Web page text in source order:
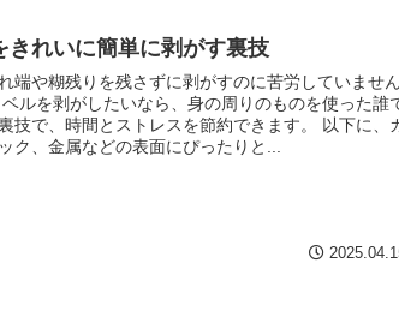
きれいに簡単に剥がす裏技
端や糊残りを残さずに剥がすのに苦労していません
ルを剥がしたいなら、身の周りのものを使った誰
技で、時間とストレスを節約できます。 以下に、
ク、金属などの表面にぴったりと...